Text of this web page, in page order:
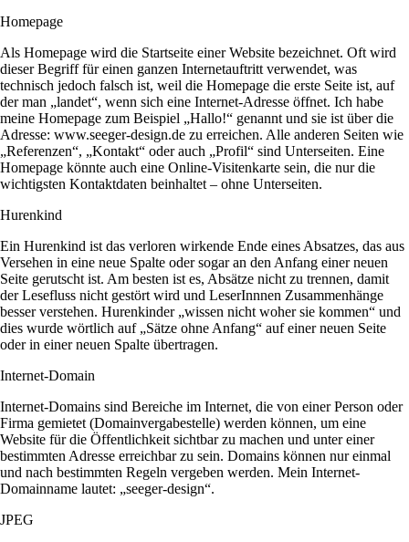
Homepage
Als Homepage wird die Startseite einer Website bezeichnet. Oft wird
dieser Begriff für einen ganzen Internetauftritt verwendet, was
technisch jedoch falsch ist, weil die Homepage die erste Seite ist, auf
der man „landet“, wenn sich eine Internet-Adresse öffnet. Ich habe
meine Homepage zum Beispiel „Hallo!“ genannt und sie ist über die
Adresse: www.seeger-design.de zu erreichen. Alle anderen Seiten wie
„Referenzen“, „Kontakt“ oder auch „Profil“ sind Unterseiten. Eine
Homepage könnte auch eine Online-Visitenkarte sein, die nur die
wichtigsten Kontaktdaten beinhaltet – ohne Unterseiten.
Hurenkind
Ein Hurenkind ist das verloren wirkende Ende eines Absatzes, das aus
Versehen in eine neue Spalte oder sogar an den Anfang einer neuen
Seite gerutscht ist. Am besten ist es, Absätze nicht zu trennen, damit
der Lesefluss nicht gestört wird und LeserInnnen Zusammenhänge
besser verstehen. Hurenkinder „wissen nicht woher sie kommen“ und
dies wurde wörtlich auf „Sätze ohne Anfang“ auf einer neuen Seite
oder in einer neuen Spalte übertragen.
Internet-Domain
Internet-Domains sind Bereiche im Internet, die von einer Person oder
Firma gemietet (Domainvergabestelle) werden können, um eine
Website für die Öffentlichkeit sichtbar zu machen und unter einer
bestimmten Adresse erreichbar zu sein. Domains können nur einmal
und nach bestimmten Regeln vergeben werden. Mein Internet-
Domainname lautet: „seeger-design“.
JPEG